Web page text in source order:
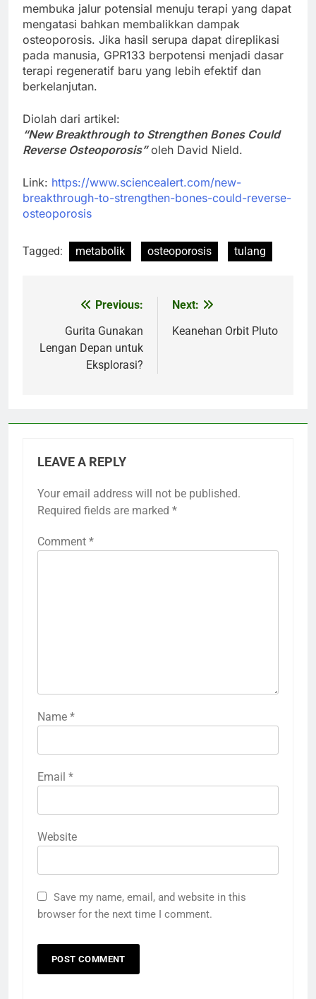
membuka jalur potensial menuju terapi yang dapat
mengatasi bahkan membalikkan dampak
osteoporosis. Jika hasil serupa dapat direplikasi
pada manusia, GPR133 berpotensi menjadi dasar
terapi regeneratif baru yang lebih efektif dan
berkelanjutan.
Diolah dari artikel:
“New Breakthrough to Strengthen Bones Could
Reverse Osteoporosis”oleh David Nield.
Link: https://www.sciencealert.com/new-
breakthrough-to-strengthen-bones-could-reverse-
osteoporosis
Tagged: metabolik osteoporosis tulang
navigation
Previous:
Gurita Gunakan
Lengan Depan untuk
Eksplorasi?
Next:
Keanehan Orbit Pluto
LEAVE A REPLY
Your email address will not be published.
Required fields are marked *
Comment *
Name *
Email *
Website
Save my name, email, and website in this
browser for the next time I comment.